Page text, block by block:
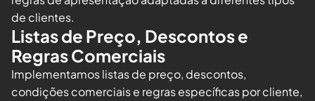
de clientes.
Listas de Preço, Descontos e
Regras Comerciais
Implementamos listas de preço, descontos,
condições comerciais e regras específicas por cliente,